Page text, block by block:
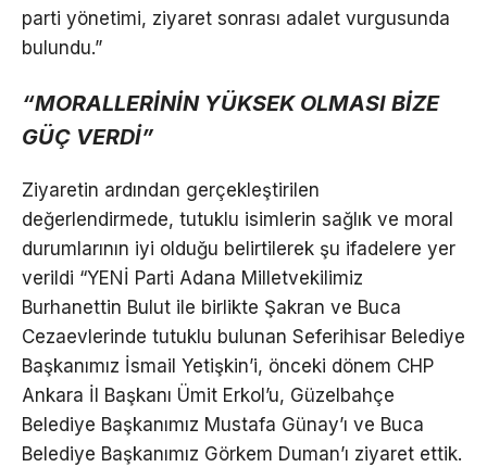
parti yönetimi, ziyaret sonrası adalet vurgusunda
bulundu.”
“MORALLERİNİN YÜKSEK OLMASI BİZE
GÜÇ VERDİ”
Ziyaretin ardından gerçekleştirilen
değerlendirmede, tutuklu isimlerin sağlık ve moral
durumlarının iyi olduğu belirtilerek şu ifadelere yer
verildi “YENİ Parti Adana Milletvekilimiz
Burhanettin Bulut ile birlikte Şakran ve Buca
Cezaevlerinde tutuklu bulunan Seferihisar Belediye
Başkanımız İsmail Yetişkin’i, önceki dönem CHP
Ankara İl Başkanı Ümit Erkol’u, Güzelbahçe
Belediye Başkanımız Mustafa Günay’ı ve Buca
Belediye Başkanımız Görkem Duman’ı ziyaret ettik.